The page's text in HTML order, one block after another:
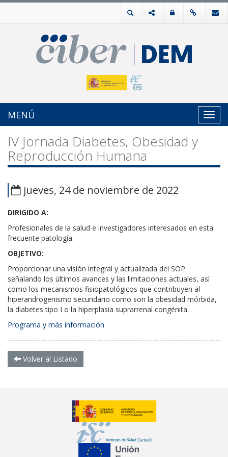
MENÚ
IV Jornada Diabetes, Obesidad y
Reproducción Humana
jueves, 24 de noviembre de 2022
DIRIGIDO A:
Profesionales de la salud e investigadores interesados en esta
frecuente patología.
OBJETIVO:
Proporcionar una visión integral y actualizada del SOP
señalando los últimos avances y las limitaciones actuales, así
como los mecanismos fisiopatológicos que contribuyen al
hiperandrogenismo secundario como son la obesidad mórbida,
la diabetes tipo I o la hiperplasia suprarrenal congénita.
Programa y más información
Volver al Listado